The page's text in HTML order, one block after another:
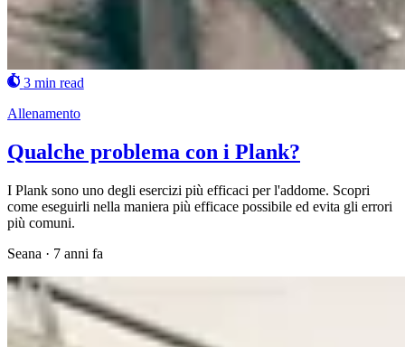
3 min read
Allenamento
Qualche problema con i Plank?
I Plank sono uno degli esercizi più efficaci per l'addome. Scopri
come eseguirli nella maniera più efficace possibile ed evita gli errori
più comuni.
Seana · 7 anni fa